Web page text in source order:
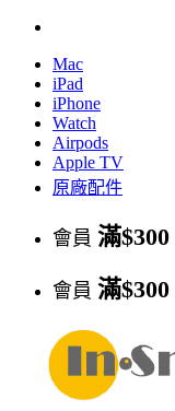
Skip
contentMac
iPad
iPhone
Watch
Airpods
Apple TV
原廠配件
會員 滿$300
會員 滿$300